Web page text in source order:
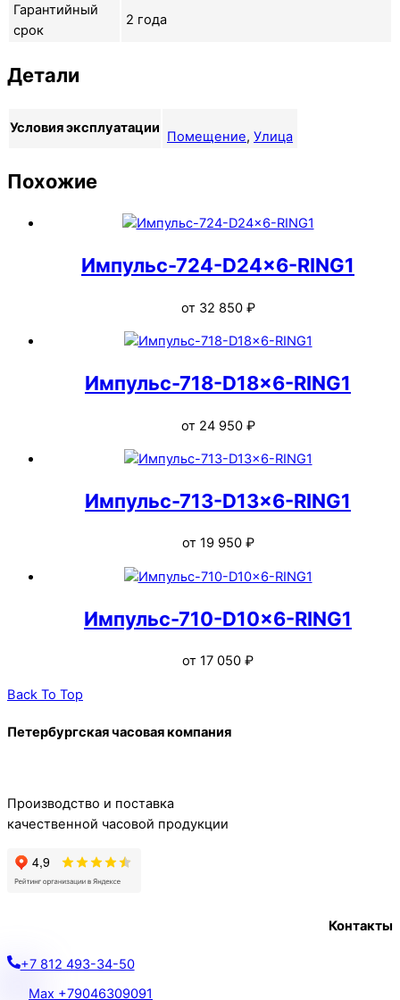
Гарантийный
срок
2 года
Детали
Условия эксплуатации
Помещение, Улица
Похожие
Импульс-724-D24x6-RING1
от 32 850 ₽
Импульс-718-D18x6-RING1
от 24 950 ₽
Импульс-713-D13x6-RING1
от 19 950 ₽
Импульс-710-D10x6-RING1
от 17 050 ₽
Back To Top
Петербургская часовая компания
Производство и поставка
качественной часовой продукции
Контакты
+7 812 493-34-50
Max +79046309091